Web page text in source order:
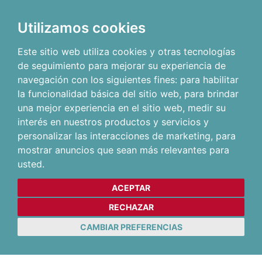
Utilizamos cookies
Este sitio web utiliza cookies y otras tecnologías
de seguimiento para mejorar su experiencia de
navegación con los siguientes fines: para habilitar
la funcionalidad básica del sitio web, para brindar
una mejor experiencia en el sitio web, medir su
interés en nuestros productos y servicios y
personalizar las interacciones de marketing, para
mostrar anuncios que sean más relevantes para
usted.
ACEPTAR
RECHAZAR
CAMBIAR PREFERENCIAS